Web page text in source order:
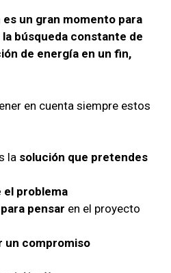
un gran momento para
búsqueda constante de
de energía en un fin,
en cuenta siempre estos
la solución que pretendes
el problema
pensar en el proyecto
un compromiso